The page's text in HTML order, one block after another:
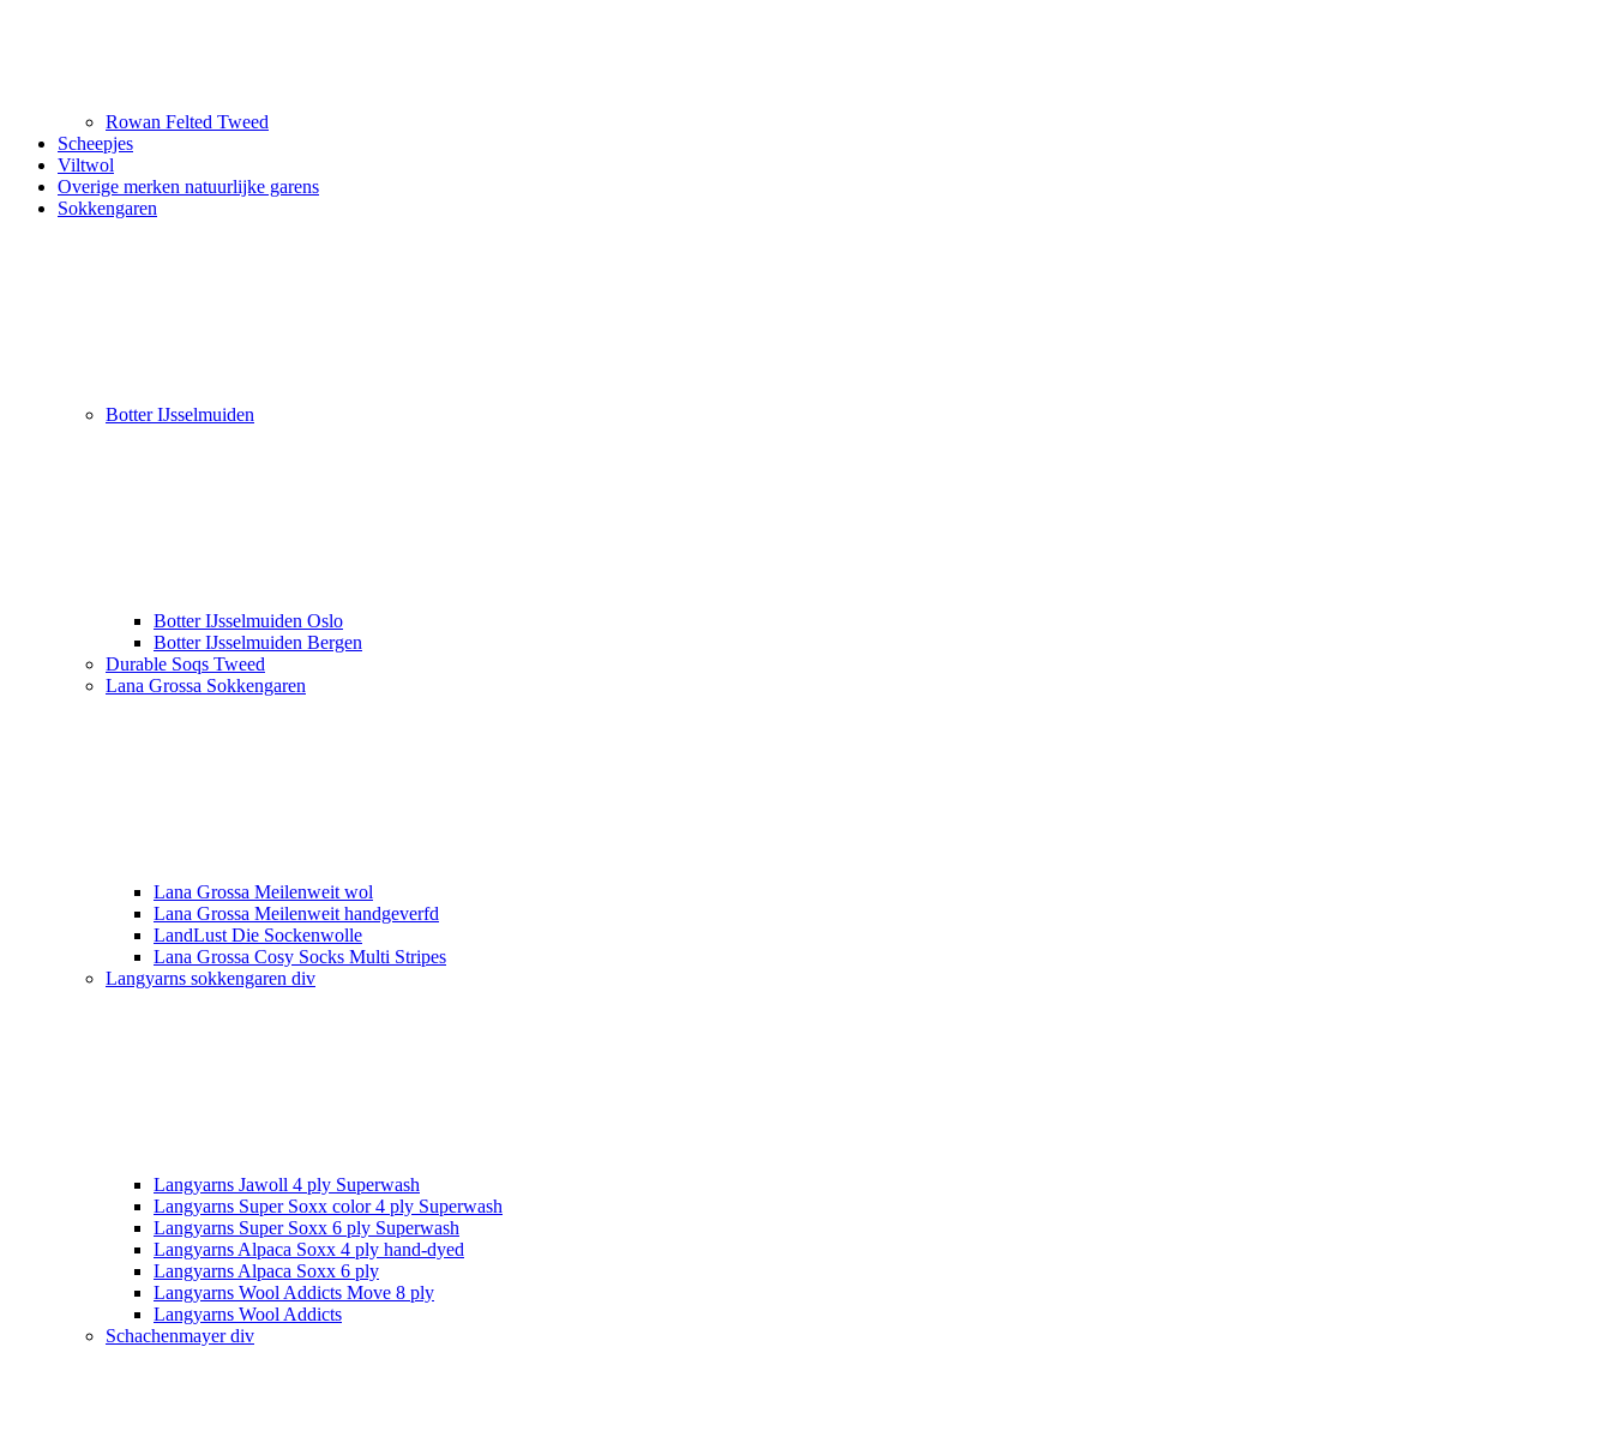
Rowan Felted Tweed
Scheepjes
Viltwol
Overige merken natuurlijke garens
Sokkengaren
Botter IJsselmuiden
Botter IJsselmuiden Oslo
Botter IJsselmuiden Bergen
Durable Soqs Tweed
Lana Grossa Sokkengaren
Lana Grossa Meilenweit wol
Lana Grossa Meilenweit handgeverfd
LandLust Die Sockenwolle
Lana Grossa Cosy Socks Multi Stripes
Langyarns sokkengaren div
Langyarns Jawoll 4 ply Superwash
Langyarns Super Soxx color 4 ply Superwash
Langyarns Super Soxx 6 ply Superwash
Langyarns Alpaca Soxx 4 ply hand-dyed
Langyarns Alpaca Soxx 6 ply
Langyarns Wool Addicts Move 8 ply
Langyarns Wool Addicts
Schachenmayer div